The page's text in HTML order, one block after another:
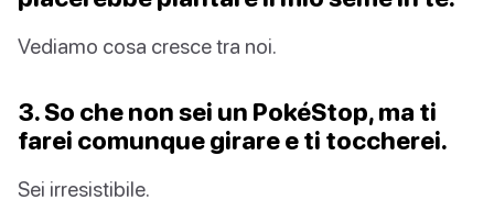
Vediamo cosa cresce tra noi.
3. So che non sei un PokéStop, ma ti
farei comunque girare e ti toccherei.
Sei irresistibile.